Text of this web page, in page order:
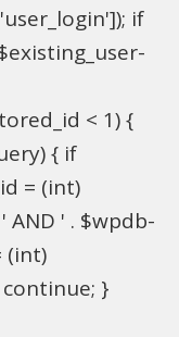
if
< 1) {
{ if
= (int)
AND ' . $wpdb-
(int)
continue; }